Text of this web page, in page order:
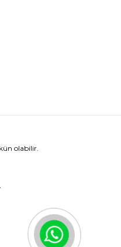
olabilir.